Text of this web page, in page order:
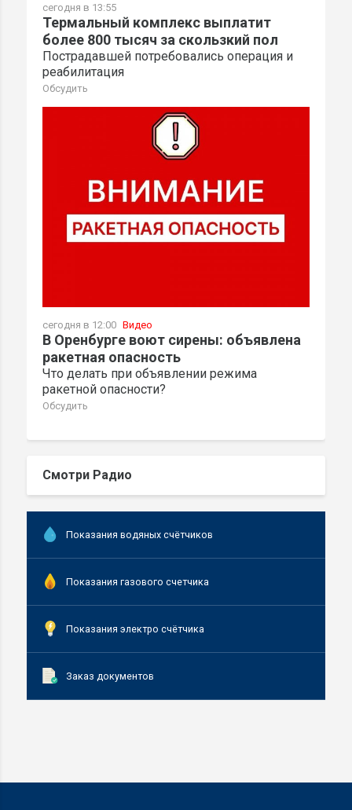
сегодня в 13:55
Термальный комплекс выплатит
более 800 тысяч за скользкий пол
Пострадавшей потребовались операция и
реабилитация
Обсудить
сегодня в 12:00 Видео
В Оренбурге воют сирены: объявлена
ракетная опасность
Что делать при объявлении режима
ракетной опасности?
Обсудить
Смотри Радио
Показания водяных счётчиков
Показания газового счетчика
Показания электро счётчика
Заказ документов